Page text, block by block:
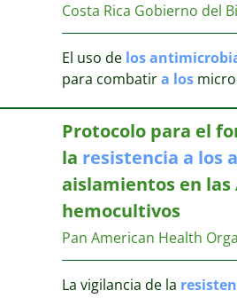
Costa Rica Gobierno del
El uso de los
para combatira los
Protocolo para el
la resistencia a los
aislamientos en
hemocultivos
Pan American Health
La vigilancia de la